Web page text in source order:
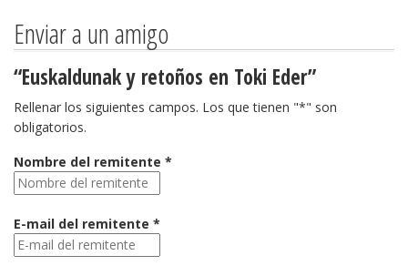
Enviar a un amigo
“Euskaldunak y retoños en Toki Eder”
Rellenar los siguientes campos. Los que tienen "*" son
obligatorios.
Nombre del remitente *
E-mail del remitente *